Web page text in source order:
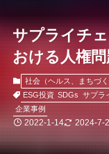
サプライチ
おける人権
社会（ヘルス、まちづ
ESG投資 SDGs サプラ
企業事例
2022-1-14 2024-7-